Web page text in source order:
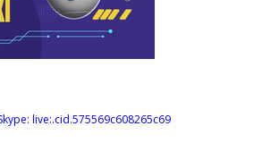
live:.cid.575569c608265c69